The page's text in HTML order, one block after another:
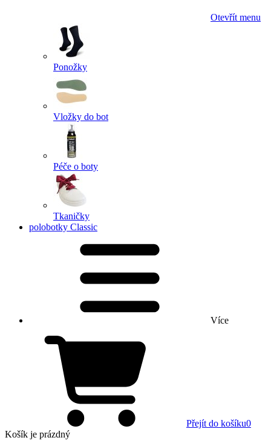
Otevřít menu
Ponožky
Vložky do bot
Péče o boty
Tkaničky
polobotky Classic
Více
Přejít do košíku0
Košík je prázdný